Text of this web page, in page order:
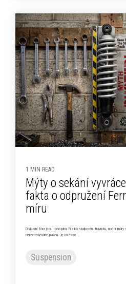
1 MIN READ
Mýty o sekání
fakta o odpružení
míru
Diskusní fóra jsou toho plná. Riziko skalpování trávníku, noční
nekontrolovaně plavou. Je na čase...
Suspension